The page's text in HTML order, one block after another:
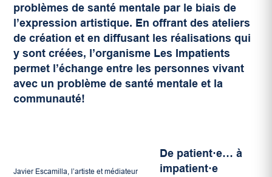
problèmes de santé mentale par le biais de
l’expression artistique. En offrant des ateliers
de création et en diffusant les réalisations qui
y sont créées, l’organisme Les Impatients
permet l’échange entre les personnes vivant
avec un problème de santé mentale et la
communauté!
Javier Escamilla, l’artiste et médiateur
De patient·e… à
impatient·e